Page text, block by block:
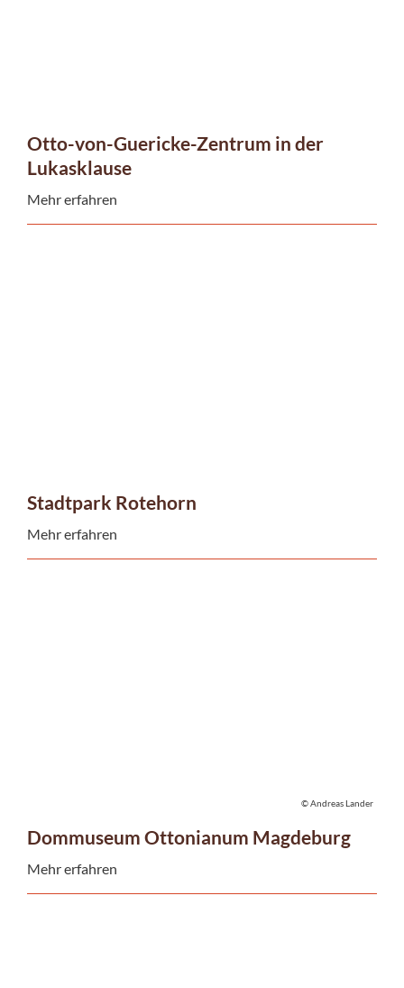
Otto-von-Guericke-Zentrum in der
Lukasklause
Mehr erfahren
Stadtpark Rotehorn
Mehr erfahren
Dommuseum Ottonianum Magdeburg
Mehr erfahren
© Andreas Lander